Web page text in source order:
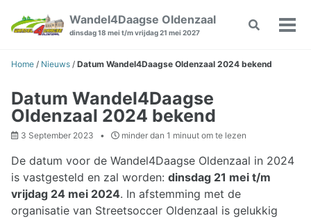
navigation
Wandel4Daagse Oldenzaal
dinsdag 18 mei t/m vrijdag 21 mei 2027
Toggle
Home / Nieuws / Datum Wandel4Daagse Oldenzaal 2024 bekend
Datum Wandel4Daagse
Oldenzaal 2024 bekend
3 September 2023 minder dan 1 minuut om te lezen
De datum voor de Wandel4Daagse Oldenzaal in 2024
is vastgesteld en zal worden: dinsdag 21 mei t/m
vrijdag 24 mei 2024. In afstemming met de
organisatie van Streetsoccer Oldenzaal is gelukkig